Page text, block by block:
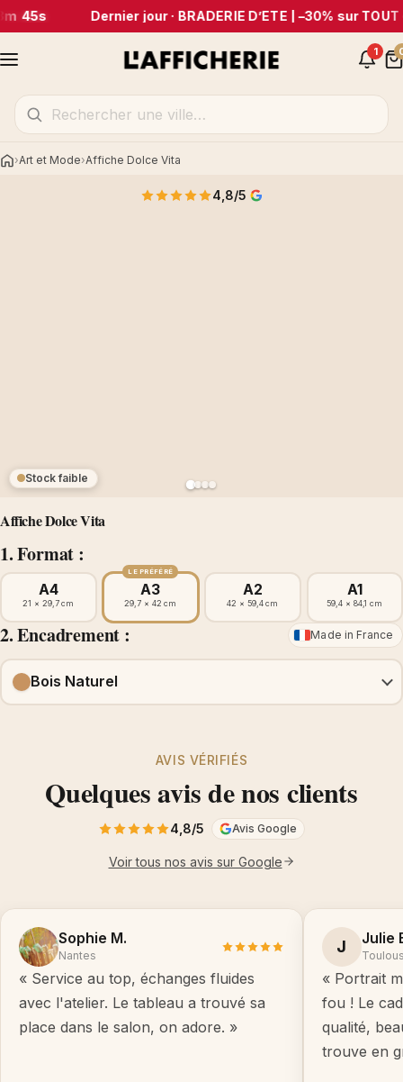
45s Dernier jour · BRADERIE D’ÉTÉ | –30% sur TOUT•
1
AccueilArt et Mode Affiche Dolce Vita
Affiche Dolce Vita
1. Format :
Stock faible
4,8/5
A4
21 × 29,7 cm
LE PRÉFÉRÉ
A3
29,7 × 42 cm
A2
42 × 59,4 cm
A1
59,4 × 84,1 cm
2. Encadrement : Made in France
Bois Naturel
AVIS VÉRIFIÉS
Quelques avis de nos clients
4,8/5 Avis Google
Voir tous nos avis sur Google
Sophie M.
Nantes
« Service au top, échanges fluides
avec l'atelier. Le tableau a trouvé sa
place dans le salon, on adore. »
J Julie
« Portrait
fou ! Le
qualité,
trouve en